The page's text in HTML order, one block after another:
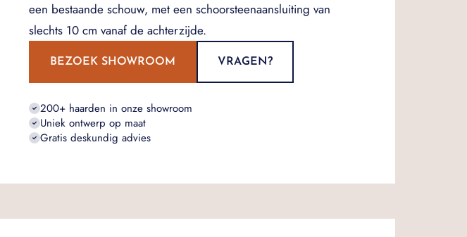
een bestaande schouw, met een schoorsteenaansluiting van
slechts 10 cm vanaf de achterzijde.
BEZOEK SHOWROOM VRAGEN?
200+ haarden in onze showroom
Uniek ontwerp op maat
Gratis deskundig advies